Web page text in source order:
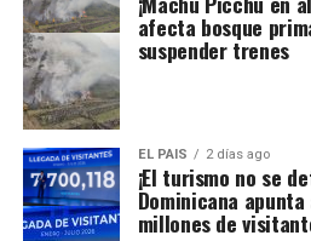
afecta bosque
suspender trenes
EL PAIS 2 días ago
¡El turismo no se
Dominicana
millones de